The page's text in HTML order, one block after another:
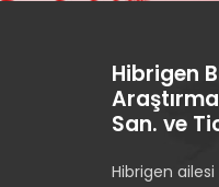
Hibrigen
San. ve
Hibrigen ailesi